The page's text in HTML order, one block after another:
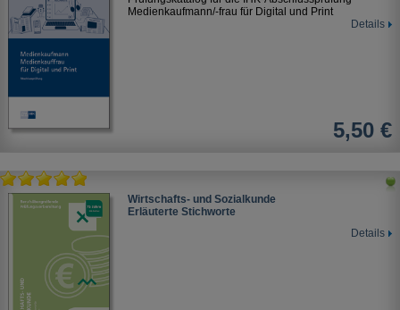
Medienkaufmann/-frau für Digital und Print
Details
5,50 €
Wirtschafts- und Sozialkunde
Erläuterte Stichworte
Details